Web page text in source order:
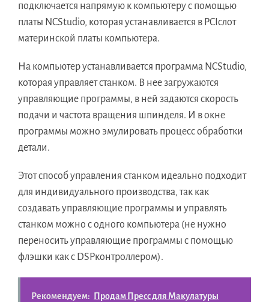
подключается напрямую к компьютеру с помощью
платы NCStudio, которая устанавливается в PCIслот
материнской платы компьютера.
На компьютер устанавливается программа NCStudio,
которая управляет станком. В нее загружаются
управляющие программы, в ней задаются скорость
подачи и частота вращения шпинделя. И в окне
программы можно эмулировать процесс обработки
детали.
Этот способ управления станком идеально подходит
для индивидуального производства, так как
создавать управляющие программы и управлять
станком можно с одного компьютера (не нужно
переносить управляющие программы с помощью
флэшки как с DSPконтроллером).
Рекомендуем: Продам Пресс для Макулатуры